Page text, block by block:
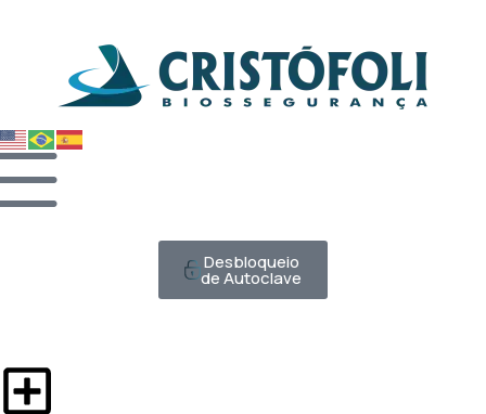
Desbloqueio
de Autoclave